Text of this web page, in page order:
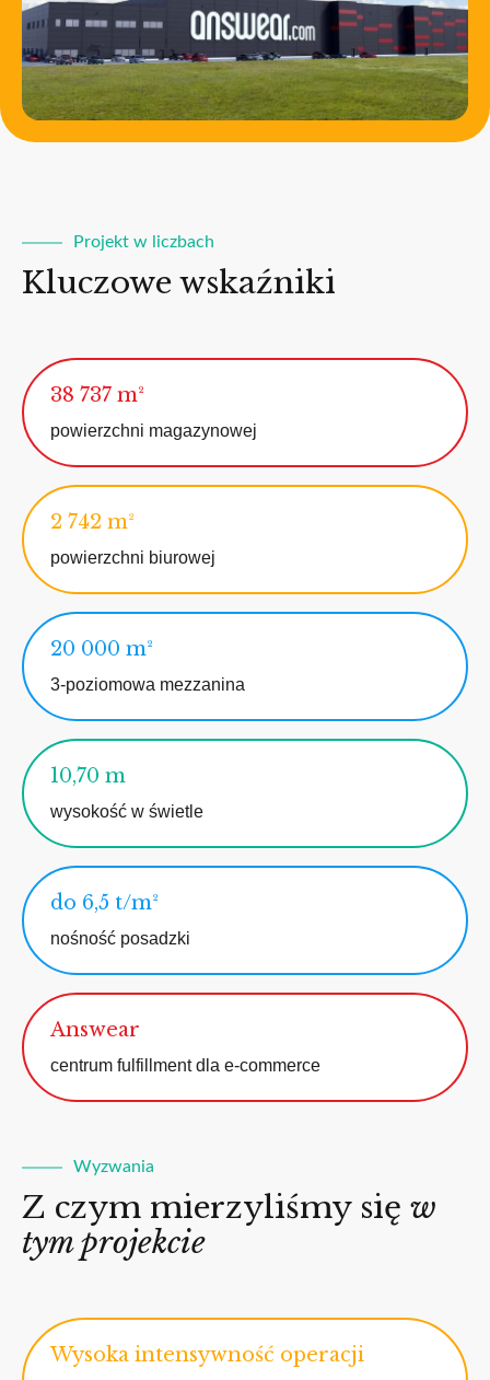
Projekt w liczbach
Kluczowe wskaźniki
38 737 m²
powierzchni magazynowej
2 742 m²
powierzchni biurowej
20 000 m²
3-poziomowa mezzanina
10,70 m
wysokość w świetle
do 6,5 t/m²
nośność posadzki
Answear
centrum fulfillment dla e-commerce
Wyzwania
Z czym mierzyliśmy się w
tym projekcie
Wysoka intensywność operacji